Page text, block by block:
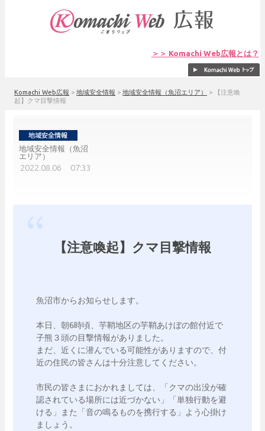
＞＞ Komachi Web広報とは？
Komachi Web広報 > 地域安全情報 > 地域安全情報（魚沼エリア） >
【注意喚
起】クマ目撃情報
地域安全情報（魚沼
エリア）
2022.08.06 07:33
【注意喚起】クマ目撃情報
魚沼市からお知らせします。
本日、朝6時頃、芋鞘地区の芋鞘あけぼの館付近で
子熊３頭の目撃情報がありました。
まだ、近くに潜んでいる可能性がありますので、付
近の住民の皆さんは十分注意してください。
市民の皆さまにおかれましては、「クマの出没が確
認されている場所には近づかない」「単独行動を避
ける」また「音の鳴るものを携行する」よう心掛け
ましょう。